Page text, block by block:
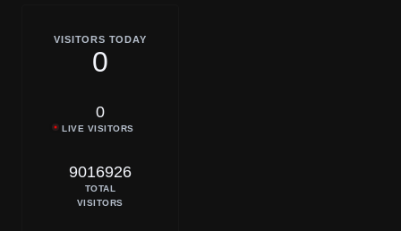
VISITORS TODAY
0
0
LIVE VISITORS
9016926
TOTAL
VISITORS